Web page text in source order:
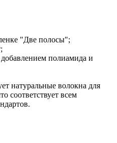
"Две полосы";
полиамида и
натуральные волокна для
соответствует всем